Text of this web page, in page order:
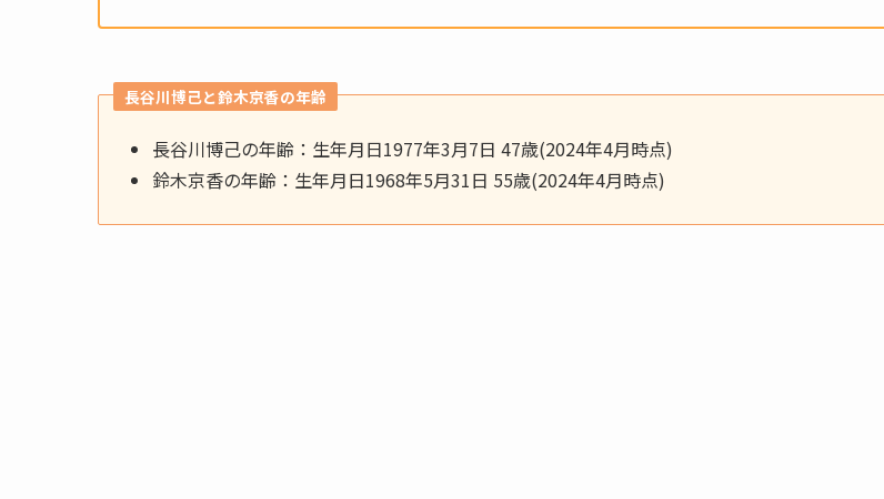
長谷川博己と鈴木京香の年齢
長谷川博己の年齢：生年月日1977年3月7日 47歳(2024年4月時点)
鈴木京香の年齢：生年月日1968年5月31日 55歳(2024年4月時点)